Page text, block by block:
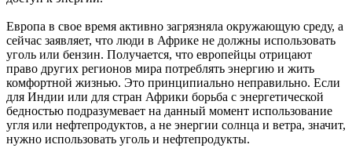
Европа в свое время активно загрязняла окружающую среду, а
сейчас заявляет, что люди в Африке не должны использовать
уголь или бензин. Получается, что европейцы отрицают
право других регионов мира потреблять энергию и жить
комфортной жизнью. Это принципиально неправильно. Если
для Индии или для стран Африки борьба с энергетической
бедностью подразумевает на данный момент использование
угля или нефтепродуктов, а не энергии солнца и ветра, значит,
нужно использовать уголь и нефтепродукты.